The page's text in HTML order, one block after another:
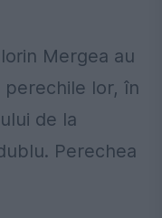
Mergea au
perechile lor, în
de la
Perechea